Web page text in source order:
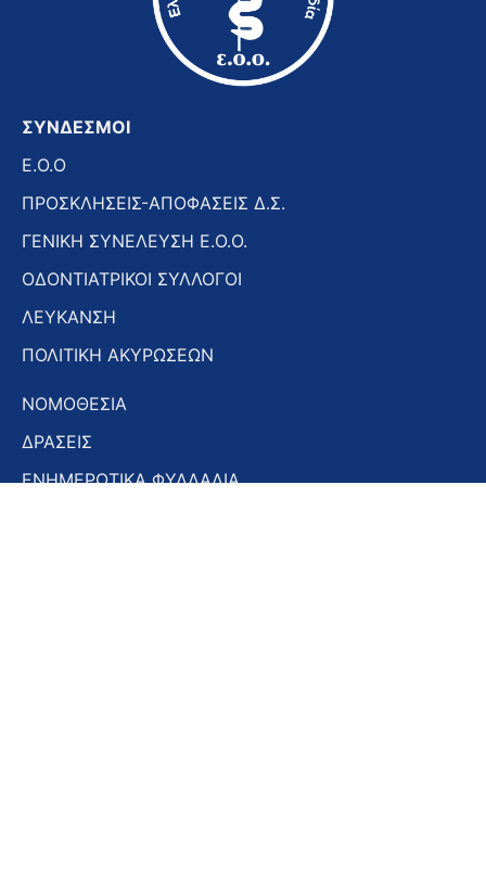
ΣΥΝΔΕΣΜΟΙ
E.O.O
ΠΡΟΣΚΛΗΣΕΙΣ-ΑΠΟΦΑΣΕΙΣ Δ.Σ.
ΓΕΝΙΚΗ ΣΥΝΕΛΕΥΣΗ Ε.Ο.Ο.
ΟΔΟΝΤΙΑΤΡΙΚΟΙ ΣΥΛΛΟΓΟΙ
ΛΕΥΚΑΝΣΗ
ΠΟΛΙΤΙΚΗ ΑΚΥΡΩΣΕΩΝ
ΝΟΜΟΘΕΣΙΑ
ΔΡΑΣΕΙΣ
ΕΝΗΜΕΡΩΤΙΚΑ ΦΥΛΛΑΔΙΑ